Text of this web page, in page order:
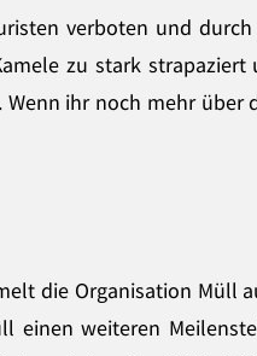
verboten und
zu stark strapaziert
ihr noch mehr über
die Organisation Müll
einen weiteren